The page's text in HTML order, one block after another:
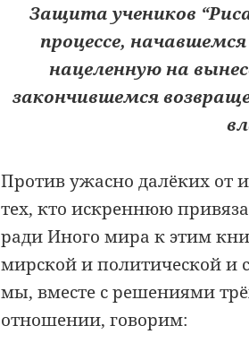
Защита учеников
процессе,
нацеленную на
закончившемся
Против ужасно далёких от
тех, кто искреннюю
ради Иного мира к этим
мирской и политической и
мы, вместе с решениями
отношении, говорим: